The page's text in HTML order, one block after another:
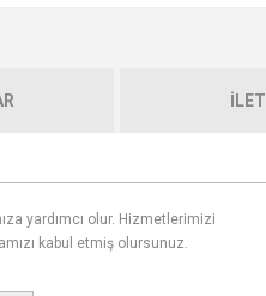
hem şıklık hem de
ve estetik görünüm sağlıyor.
yardımcı olur. Hizmetlerimizi
kabul etmiş olursunuz.